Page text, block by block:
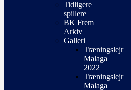
Tidligere
spillere
BK Frem
Arkiv
Galleri
Træningslejr
Malaga
2022
Træningslejr
Malaga